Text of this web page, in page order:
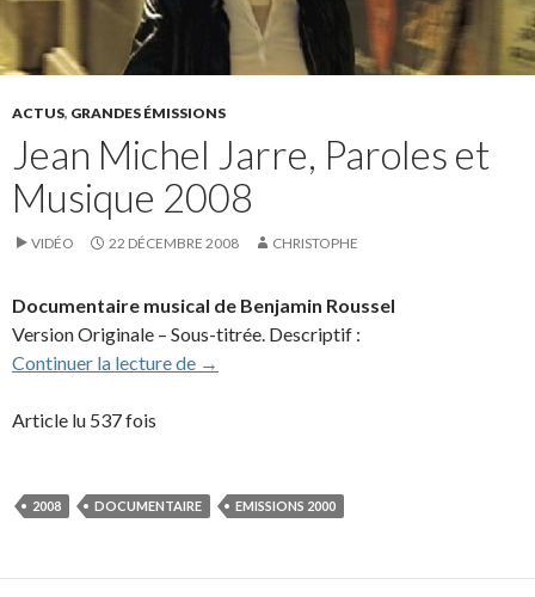
ACTUS, GRANDES ÉMISSIONS
Jean Michel Jarre, Paroles et
Musique 2008
VIDÉO 22 DÉCEMBRE 2008 CHRISTOPHE
Documentaire musical de Benjamin Roussel
Version Originale – Sous-titrée. Descriptif :
Continuer la lecture de Jean Michel Jarre, Paroles et Musique
→
Article lu 537 fois
2008 DOCUMENTAIRE EMISSIONS 2000